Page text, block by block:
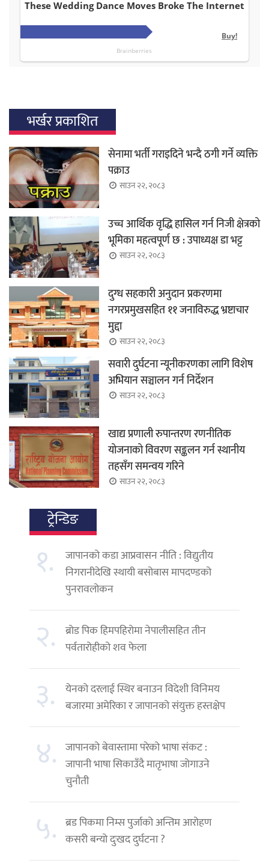
भर्खर प्रकाशित
सेनामा भर्ती गराइदिने भन्दै ठगी गर्ने व्यक्ति
पक्राउ
साउन २२, २०८३
उच्च आर्थिक वृद्धि हासिल गर्न निजी क्षेत्रको
भूमिका महत्वपूर्ण छ : उपाध्यक्ष डा भट्ट
साउन २२, २०८३
दुग्ध सहकारी अनुदान प्रकरणमा
नगरप्रमुखसहित ११ जनाविरुद्ध भ्रष्टाचार
मुद्दा
साउन २२, २०८३
सवारी दुर्घटना न्यूनीकरणका लागि विशेष
अभियान सञ्चालन गर्न निर्देशन
साउन २२, २०८३
खाद्य प्रणाली रुपान्तरण रणनीतिक
योजनाको विवरण सङ्कलन गर्न स्थानीय
तहसँग समन्वय गरिने
साउन २२, २०८३
ट्रेन्डिङ
१.
जापानको कडा आप्रवासन नीति : विद्युतीय
निगरानीदेखि स्थायी बसोबास मापदण्डको
पुनरावलोकन
२. ब्रोड पिक हिमपहिरोमा नेपालीसहित तीन
पर्वतारोहीको शव फेला
३.
येनको दरलाई स्थिर बनाउन विदेशी विनिमय
बजारमा अमेरिका र जापानको संयुक्त हस्तक्षेप
४. जापानको बेवास्तामा परेको भाषा संकट :
जापानी भाषा सिकाउँदै मातृभाषा जोगाउने
चुनौती
५. ब्रड पिकमा निम्स पुर्जाको अन्तिम आरोहण
कसरी बन्यो दुःखद दुर्घटना ?